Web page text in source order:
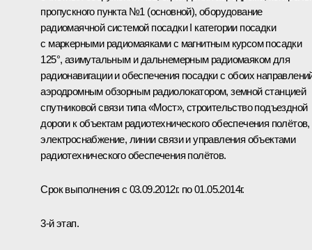
пропускного пункта №1 (основной), оборудование
радиомаячной системой посадки I категории посадки
с маркерными радиомаяками с магнитным курсом посадки
125°, азимутальным и дальнемерным радиомаяком для
радионавигации и обеспечения посадки с обоих
аэродромным обзорным радиолокатором, земной станцией
спутниковой связи типа «Мост», строительство подъездной
дороги к объектам радиотехнического обеспечения полётов,
электроснабжение, линии связи и управления объектами
радиотехнического обеспечения полётов.
Срок выполнения с 03.09.2012г. по 01.05.2014г.
3-й этап.